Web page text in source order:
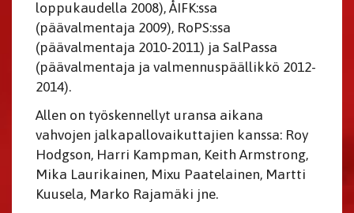
loppukaudella 2008), ÅIFK:ssa
(päävalmentaja 2009), RoPS:ssa
(päävalmentaja 2010-2011) ja SalPassa
(päävalmentaja ja valmennuspäällikkö 2012-
2014).
Allen on työskennellyt uransa aikana
vahvojen jalkapallovaikuttajien kanssa: Roy
Hodgson, Harri Kampman, Keith Armstrong,
Mika Laurikainen, Mixu Paatelainen, Martti
Kuusela, Marko Rajamäki jne.